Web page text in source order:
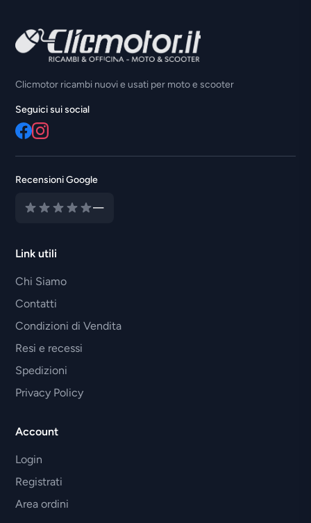
Clicmotor ricambi nuovi e usati per moto e scooter
Seguici sui social
Recensioni Google
—
Link utili
Chi Siamo
Contatti
Condizioni di Vendita
Resi e recessi
Spedizioni
Privacy Policy
Account
Login
Registrati
Area ordini